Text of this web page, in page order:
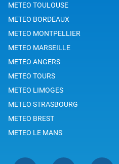
METEO TOULOUSE
METEO BORDEAUX
METEO MONTPELLIER
METEO MARSEILLE
METEO ANGERS
METEO TOURS
METEO LIMOGES
METEO STRASBOURG
METEO BREST
METEO LE MANS